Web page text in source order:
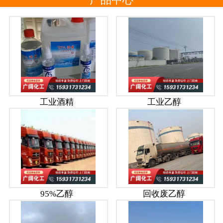
联系我们
工业酒精 工业乙醇
95%乙醇 回收废乙醇